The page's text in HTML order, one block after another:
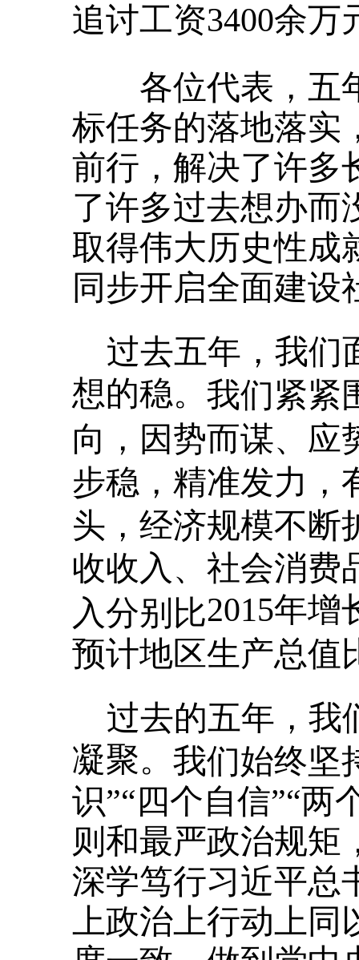
追讨工资3400余万
各位代表，五
标任务的落地落实
前行，解决了许多
了许多过去想办而
取得伟大历史性成
同步开启全面建设
过去五年，我们
想的稳。 我们紧紧
向，因势而谋、应
步稳，精准发力，
头，经济规模不断
收收入、社会消费
入分别比2015年增
预计地区生产总值
过去的五年，我
凝聚。 我们始终坚
识”“四个自信”“两
则和最严政治规矩
深学笃行习近平总
上政治上行动上同